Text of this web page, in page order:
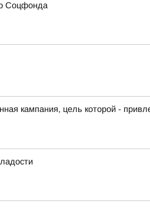
Соцфонда
кампания, цель которой -